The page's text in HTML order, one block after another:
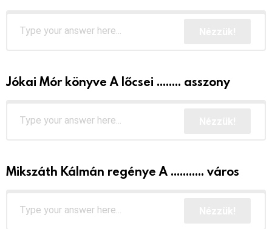
Jókai Mór könyve A lőcsei ........ asszony
Mikszáth Kálmán regénye A ........... város